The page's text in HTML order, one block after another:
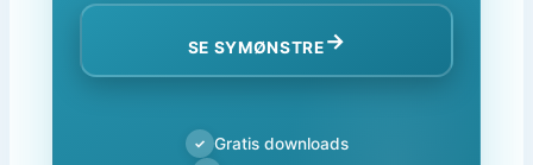
SE SYMØNSTRE→
✓ Gratis downloads